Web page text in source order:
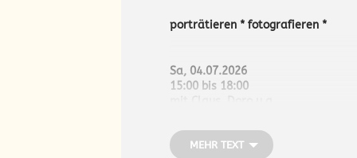
porträtieren * fotografieren *
Sa, 04.07.2026
15:00 bis 18:00
in der Kate im Stadtteilprojekt
MEHR TEXT